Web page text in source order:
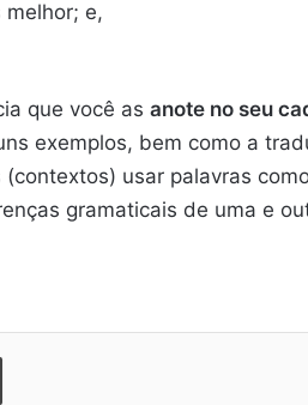
e,
que você as anote no seu
exemplos, bem como a
usar palavras
gramaticais de uma e
Imprimir